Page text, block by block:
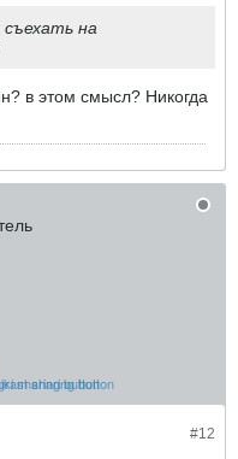
съехать на
в этом смысл? Никогда
#12